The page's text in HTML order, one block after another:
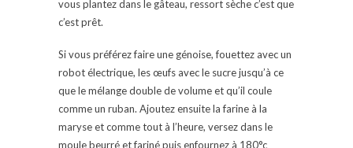
vous plantez dans le gâteau, ressort sèche c’est que
c’est prêt.
Si vous préférez faire une génoise, fouettez avec un
robot électrique, les œufs avec le sucre jusqu’à ce
que le mélange double de volume et qu’il coule
comme un ruban. Ajoutez ensuite la farine à la
maryse et comme tout à l’heure, versez dans le
moule beurré et fariné puis enfournez à 180°c